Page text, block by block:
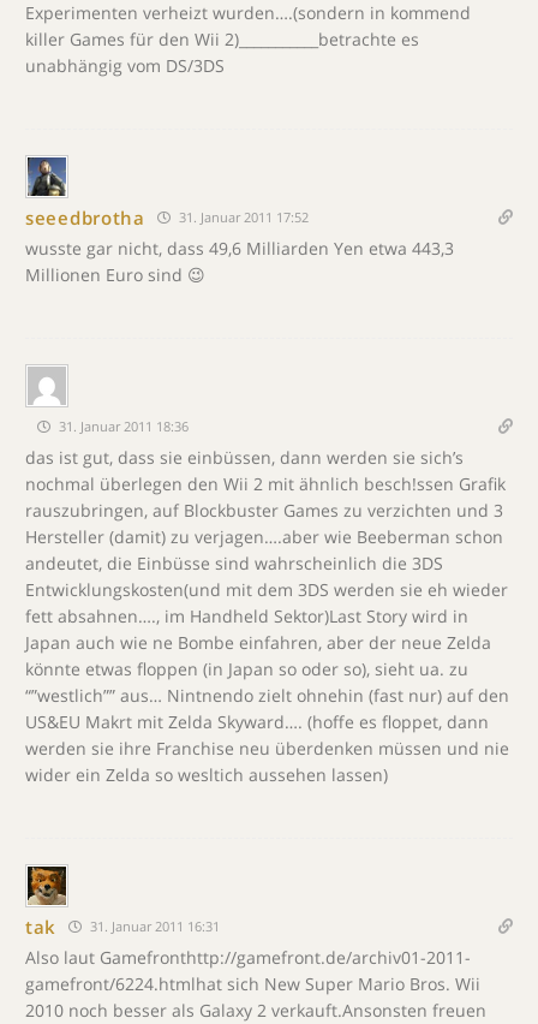
Experimenten verheizt wurden….(sondern in kommend
killer Games für den Wii 2)___________betrachte es
unabhängig vom DS/3DS
seeedbrotha 31. Januar 2011 17:52
wusste gar nicht, dass 49,6 Milliarden Yen etwa 443,3
Millionen Euro sind 😉
31. Januar 2011 18:36
das ist gut, dass sie einbüssen, dann werden sie sich’s
nochmal überlegen den Wii 2 mit ähnlich besch!ssen Grafik
rauszubringen, auf Blockbuster Games zu verzichten und 3
Hersteller (damit) zu verjagen….aber wie Beeberman schon
andeutet, die Einbüsse sind wahrscheinlich die 3DS
Entwicklungskosten(und mit dem 3DS werden sie eh wieder
fett absahnen…., im Handheld Sektor)Last Story wird in
Japan auch wie ne Bombe einfahren, aber der neue Zelda
könnte etwas floppen (in Japan so oder so), sieht ua. zu
“”westlich”” aus… Nintnendo zielt ohnehin (fast nur) auf den
US&EU Makrt mit Zelda Skyward…. (hoffe es floppet, dann
werden sie ihre Franchise neu überdenken müssen und nie
wider ein Zelda so wesltich aussehen lassen)
tak 31. Januar 2011 16:31
Also laut Gamefronthttp://gamefront.de/archiv01-2011-
gamefront/6224.htmlhat sich New Super Mario Bros. Wii
2010 noch besser als Galaxy 2 verkauft.Ansonsten freuen